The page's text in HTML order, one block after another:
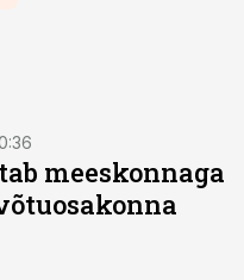
meeskonnaga